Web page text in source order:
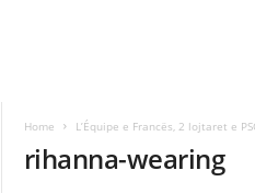
Home L’Équipe e Francës, 2 lojtaret e
rihanna-wearing